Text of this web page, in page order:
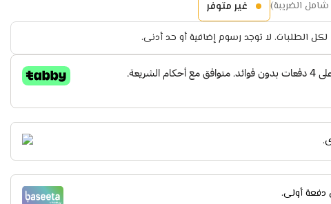
الضريبة) غير متوفر
لكل الطلبات. لا توجد رسوم إضافية أو حد أدنى.
أولى.